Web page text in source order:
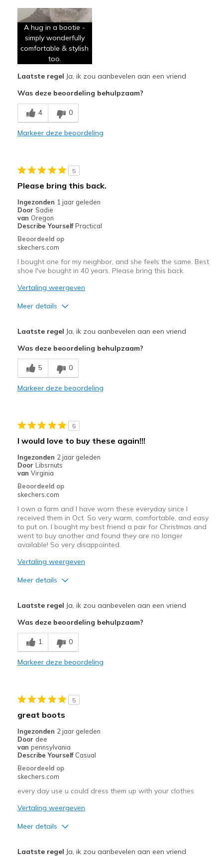
A little warm.
Attractive Design
Comfortable
Stylish
Minpunten
Possibly not waterproof for wet conditions
Possibly wear out quickly due to overwear!
All day, every day!
Casual Wear
Travel
Width
Feels true to width
Sizing
View On Shoes
A hug in a bootie -
simply wonderfully
comfortable & stylish
too.
Laatste regel Ja, ik zou aanbevelen aan een vriend
Was deze beoordeling behulpzaam?
4 0
Markeer deze beoordeling
5
Please bring this back.
Ingezonden 1 jaar geleden
Door Sadie
van Oregon
Describe Yourself Practical
Beoordeeld op
skechers.com
I bought one for my neighbor, and she feels the same. Best
shoe I've bought in 40 years. Please bring this back.
Vertaling weergeven
Meer details
Comfortable
Beste toepassingen
Everywhere, all the time
Sizing
Feels true to size
View On Shoes
Shoes are for Wearing
Laatste regel Ja, ik zou aanbevelen aan een vriend
Was deze beoordeling behulpzaam?
5 0
Markeer deze beoordeling
5
I would love to buy these again!!!
Ingezonden 2 jaar geleden
Door Libsrnuts
van Virginia
Beoordeeld op
skechers.com
I own a farm and I have worn these everyday since I
received them in Oct. So very warm, comfortable, and easy
to put on. I bought my best friend a pair for Christmas and
went to buy another and found they are no longer
available! So very disappointed.
Vertaling weergeven
Meer details
Comfortable
Durable
Sizing
View On Shoes
Shoes are for Wearing
Laatste regel Ja, ik zou aanbevelen aan een vriend
Was deze beoordeling behulpzaam?
1 0
Markeer deze beoordeling
5
great boots
Ingezonden 2 jaar geleden
Door dee
van pennsylvania
Describe Yourself Casual
Beoordeeld op
skechers.com
every day use u could dress them up with your clothes
Vertaling weergeven
Meer details
Laatste regel Ja, ik zou aanbevelen aan een vriend